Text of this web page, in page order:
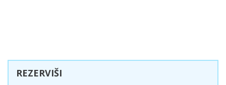
REZERVIŠI